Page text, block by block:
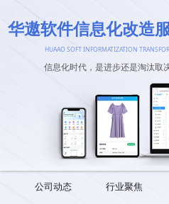
华遨软件信息化改造
HUAAO SOFT INFORMATIZATION
信息化时代，是进步还是淘汰取
公司动态 行业聚焦